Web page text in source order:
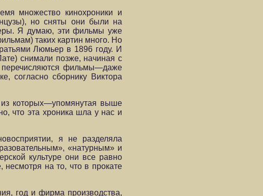
множество кинохроники и
но сняты они были на
Я думаю, эти фильмы уже
таких картин много. Но
Люмьер в 1896 году. И
снимали позже, начиная с
перечисляются фильмы—даже
согласно сборнику Виктора
которых—упомянутая выше
что эта хроника шла у нас и
я не разделяла
«натурным» и
культуре они все равно
несмотря на то, что в прокате
год и фирма производства,